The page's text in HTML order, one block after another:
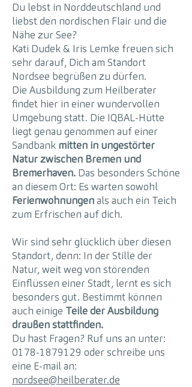
Du lebst in Norddeutschland und
liebst den nordischen Flair und die
Nähe zur See?
Kati Dudek & Iris Lemke freuen sich
sehr darauf, Dich am Standort
Nordsee begrüßen zu dürfen.
Die Ausbildung zum Heilberater
findet hier in einer wundervollen
Umgebung statt. Die IQBAL-Hütte
liegt genau genommen auf einer
Sandbank mitten in ungestörter
Natur zwischen Bremen und
Bremerhaven. Das besonders Schöne
an diesem Ort: Es warten sowohl
Ferienwohnungenals auch ein Teich
zum Erfrischen auf dich.
Wir sind sehr glücklich über diesen
Standort, denn: In der Stille der
Natur, weit weg von störenden
Einflüssen einer Stadt, lernt es sich
besonders gut. Bestimmt können
auch einige Teile der Ausbildung
draußen stattfinden.
Du hast Fragen? Ruf uns an unter:
0178-1879129 oder schreibe uns
eine E-mail an:
nordsee@heilberater.de